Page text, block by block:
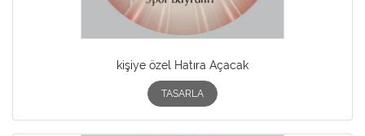
kişiye özel Hatıra Açacak
TASARLA